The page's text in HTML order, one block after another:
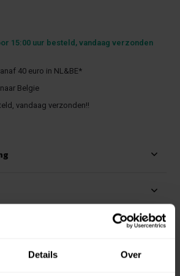
Details Over
15:00 uur besteld, vandaag verzonden
40 euro in NL&BE*
Belgie
vandaag verzonden!!